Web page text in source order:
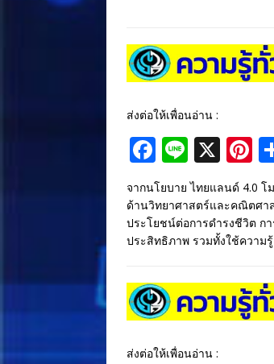
b
o
o
k
e
st
ส่งต่อให้เพื่อนอ่าน :
F
ac
e
b
o
o
k
Li
n
e
X Pi
nt
e
st
จากนโยบาย ไทยแลนด์ 4.0 โ
ด้านวิทยาศาสตร์และคณิตศา
ประโยชน์ต่อการดำรงชีวิต ก
ประสิทธิภาพ รวมทั้งใช้ความ
ส่งต่อให้เพื่อนอ่าน :